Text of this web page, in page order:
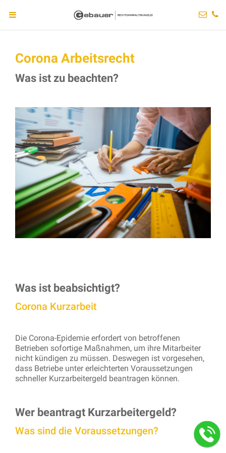
Corona Arbeitsrecht
Was ist zu beachten?
Was ist beabsichtigt?
Corona Kurzarbeit
Die Corona-Epidemie erfordert von betroffenen
Betrieben sofortige Maßnahmen, um ihre Mitarbeiter
nicht kündigen zu müssen. Deswegen ist vorgesehen,
dass Betriebe unter erleichterten Voraussetzungen
schneller Kurzarbeitergeld beantragen können.
Wer beantragt Kurzarbeitergeld?
Was sind die Voraussetzungen?